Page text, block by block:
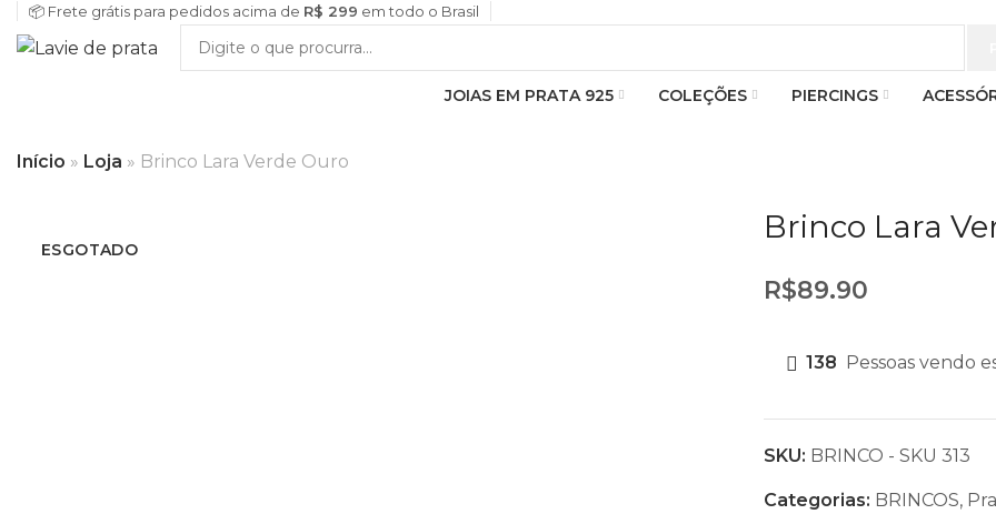
📦 Frete grátis para pedidos acima de R$ 299 em todo o Brasil
JOIAS EM PRATA 925 COLEÇÕES PIERCINGS
Início » Loja » Brinco Lara Verde Ouro
ESGOTADO
Brinco Lara
R$89.90
138 Pessoas vendo
SKU: BRINCO - SKU 313
Categorias: BRINCOS,